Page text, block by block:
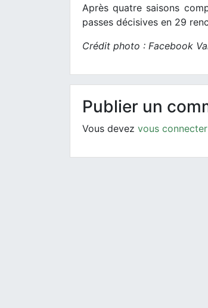
Après quatre saisons
passes décisives en 29
Crédit photo : Facebook
Publier un
Vous devez vous connecter